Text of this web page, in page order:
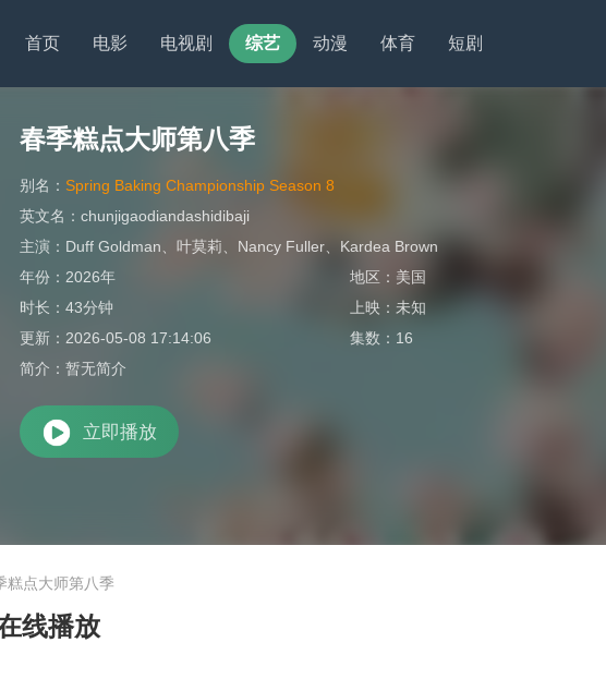
首页 电影 电视剧 综艺 动漫 体育 短剧
春季糕点大师第八季
别名： Spring Baking Championship Season 8
英文名： chunjigaodiandashidibaji
主演： Duff Goldman 叶莫莉 Nancy Fuller
Kardea Brown
年份： 2026年 地区： 美国
时长： 43分钟 上映： 未知
更新： 2026-05-08 17:14:06 集数： 16
简介： 暂无简介
立即播放
糕点大师第八季
线播放